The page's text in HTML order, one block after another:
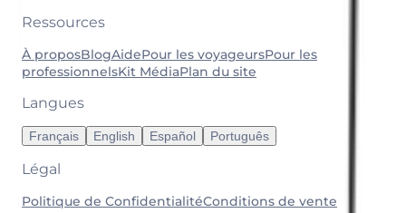
Ressources
À proposBlogAidePour les voyageursPour les
professionnelsKit MédiaPlan du site
Langues
Français English Español Português
Légal
Politique de ConfidentialitéConditions de vente